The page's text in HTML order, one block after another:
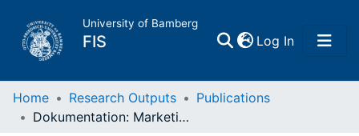
University of Bamberg
FIS Log In(current)
Home
Home Research Outputs
Publications
Dokumentation: Marketing in einer sich ändernden Umwelt : Fachtagung d. Nürnberger Akad. für Absatzwirtschaft vom 30. - 31. Januar 1986 in Frankfurt